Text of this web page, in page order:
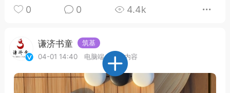
平，顺时收
0
谷气行、营卫通：内经视角
下的脾胃调养要义
谦济书童 0
0 0 4.4k
谦济书童
筑基
04-01 14:40
电脑端 公开内容